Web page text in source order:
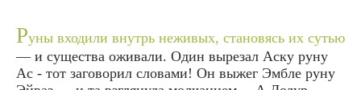
Руны входили внутрь неживых, становясь их сутью
— и существа оживали. Один вырезал Аску руну
Ас - тот заговорил словами! Он выжег Эмбле руну